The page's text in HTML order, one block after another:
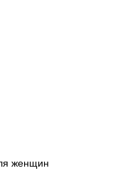
женщин